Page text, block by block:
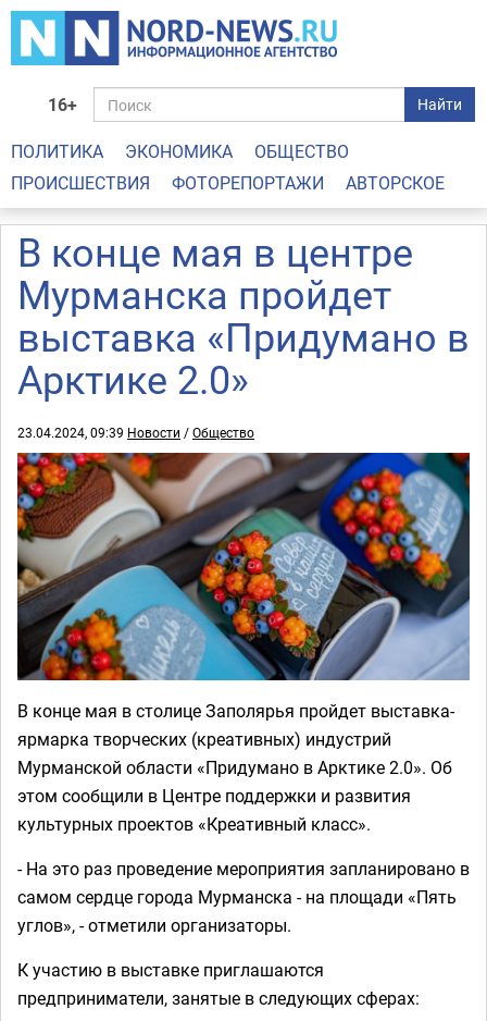
16+ Найти
ПОЛИТИКА ЭКОНОМИКА
ОБЩЕСТВО
ПРОИСШЕСТВИЯ
ФОТОРЕПОРТАЖИ АВТОРСКОЕ
В конце мая в центре
Мурманска пройдет
выставка «Придумано в
Арктике 2.0»
23.04.2024, 09:39 Новости /Общество
В конце мая в столице Заполярья пройдет выставка-
ярмарка творческих (креативных) индустрий
Мурманской области «Придумано в Арктике 2.0». Об
этом сообщили в Центре поддержки и развития
культурных проектов «Креативный класс».
- На это раз проведение мероприятия запланировано в
самом сердце города Мурманска - на площади «Пять
углов», - отметили организаторы.
К участию в выставке приглашаются
предприниматели, занятые в следующих сферах: